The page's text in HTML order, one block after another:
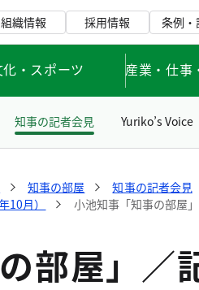
組織情報 採用情報 条例
・スポーツ 産業・仕事
知事の記者会見 Yuriko’s Voice
知事の部屋 知事の記者会見
10月）
小池知事「知事の部屋
部屋」／